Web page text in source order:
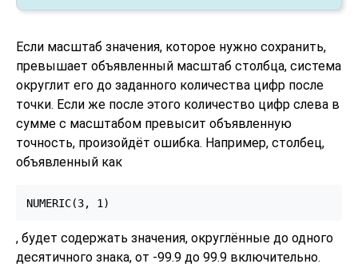
Если масштаб значения, которое нужно сохранить,
превышает объявленный масштаб столбца, система
округлит его до заданного количества цифр после
точки. Если же после этого количество цифр слева в
сумме с масштабом превысит объявленную
точность, произойдёт ошибка. Например, столбец,
объявленный как
NUMERIC(3, 1)
, будет содержать значения, округлённые до одного
десятичного знака, от -99.9 до 99.9 включительно.